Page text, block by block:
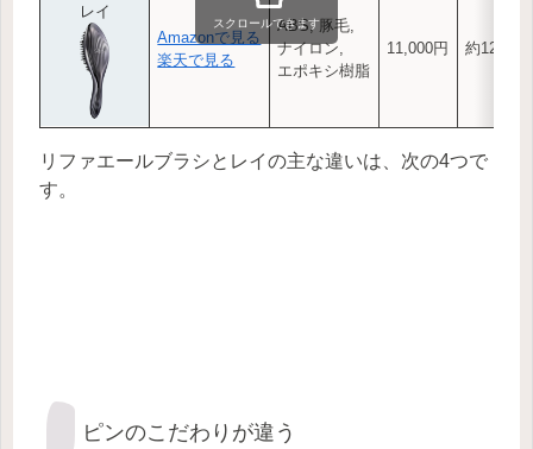
レイ
Amazonで見る
楽天で見る
ABS, 豚毛,
ナイロン,
エポキシ樹脂
11,000円 約125g
スクロールできます
リファエールブラシとレイの主な違いは、次の4つで
す。
ピンのこだわりが違う